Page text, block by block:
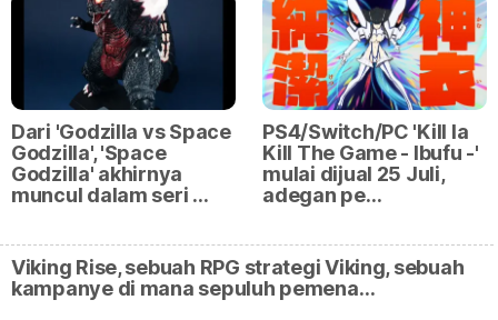
Dari 'Godzilla vs Space
Godzilla', 'Space
Godzilla' akhirnya
muncul dalam seri …
PS4/Switch/PC 'Kill la
Kill The Game - Ibufu -'
mulai dijual 25 Juli,
adegan pe…
Viking Rise, sebuah RPG strategi Viking, sebuah
kampanye di mana sepuluh pemena…